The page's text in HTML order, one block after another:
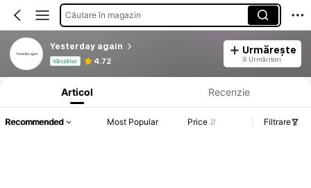
Căutare în magazin
Yesterday again
Vânzător 4.72
Urmărește
9 Urmăritori
Informații despre produs: Divulgarea prețului, detalii privind vânzările și stocul.
Articol Recenzie
Recommended Most Popular Price Filtrare